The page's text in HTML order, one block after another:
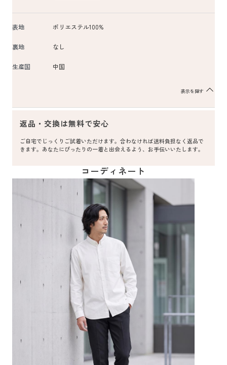
表地 ポリエステル100%
裏地 なし
生産国 中国
表示を隠す
返品・交換は無料で安心
ご自宅でじっくりご試着いただけます。合わなければ送料負担なく返品で
きます。あなたにぴったりの一着と出会えるよう、お手伝いいたします。
コーディネート